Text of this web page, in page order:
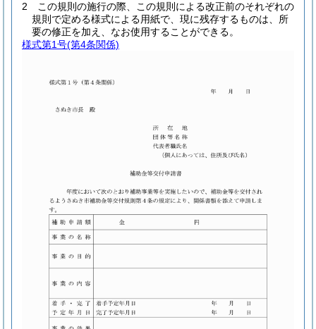
2
この規則の施行の際、この規則による改正前のそれぞれの
規則で定める様式による用紙で、現に残存するものは、所
要の修正を加え、なお使用することができる。
様式第1号(第4条関係)